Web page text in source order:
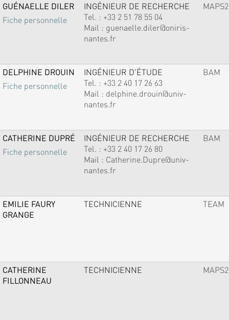
GUÉNAELLE DILER
Fiche personnelle
INGÉNIEUR DE RECHERCHE
Tel. : +33 2 51 78 55 04
Mail : guenaelle.diler@oniris-
nantes.fr
MAPS2
DELPHINE DROUIN
Fiche personnelle
INGÉNIEUR D'ÉTUDE
Tel. : +33 2 40 17 26 63
Mail : delphine.drouin@univ-
nantes.fr
BAM
CATHERINE DUPRÉ
Fiche personnelle
INGÉNIEUR DE RECHERCHE
Tel. : +33 2 40 17 26 80
Mail : Catherine.Dupre@univ-
nantes.fr
BAM
EMILIE FAURY
GRANGE
TECHNICIENNE TEAM
CATHERINE
FILLONNEAU
TECHNICIENNE MAPS2